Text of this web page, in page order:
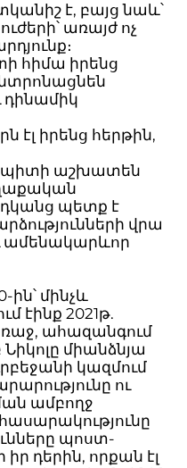
է, բայց նաև՝
առայժ ոչ
հիմա իրենց
դինամիկ
էլ իրենց հերթին,
պիտի աշխատեն
պետք է
վրա
ամենակարևոր
ին՝ մինչև
էինք 2021թ.
ահազանգում
միանձնյա
կազմում
ու
ամբողջ
պոստ-
դերին, որքան էլ